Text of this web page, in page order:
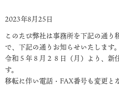
2023年8月25日
このたび弊社は事務所を下記の通り
で、下記の通りお知らせいたします。
令和５年８月２８日（月）より、新
す。
移転に伴い電話・FAX番号も変更と